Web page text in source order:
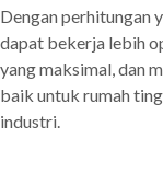
Dengan perhitungan
dapat bekerja lebih
yang maksimal, dan
baik untuk rumah
industri.